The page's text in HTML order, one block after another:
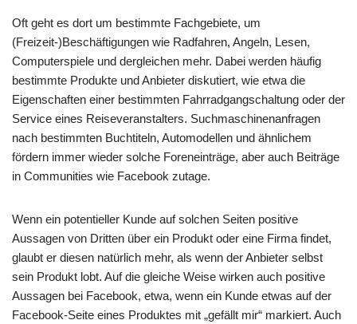
Oft geht es dort um bestimmte Fachgebiete, um
(Freizeit-)Beschäftigungen wie Radfahren, Angeln, Lesen,
Computerspiele und dergleichen mehr. Dabei werden häufig
bestimmte Produkte und Anbieter diskutiert, wie etwa die
Eigenschaften einer bestimmten Fahrradgangschaltung oder der
Service eines Reiseveranstalters. Suchmaschinenanfragen
nach bestimmten Buchtiteln, Automodellen und ähnlichem
fördern immer wieder solche Foreneinträge, aber auch Beiträge
in Communities wie Facebook zutage.
Wenn ein potentieller Kunde auf solchen Seiten positive
Aussagen von Dritten über ein Produkt oder eine Firma findet,
glaubt er diesen natürlich mehr, als wenn der Anbieter selbst
sein Produkt lobt. Auf die gleiche Weise wirken auch positive
Aussagen bei Facebook, etwa, wenn ein Kunde etwas auf der
Facebook-Seite eines Produktes mit „gefällt mir“ markiert. Auch